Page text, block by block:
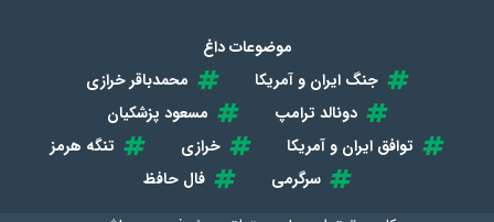
موضوعات داغ
جنگ ایران و آمریکا
محمدباقر خرازی
دونالد ترامپ
مسعود پزشکیان
توافق ایران و آمریکا
خرازی
تنگه هرمز
سرگرمی
فال حافظ